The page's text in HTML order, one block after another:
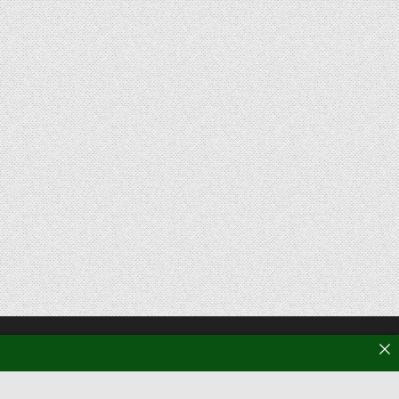
تصفّح المقالات